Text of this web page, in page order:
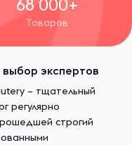
68 000+
Товаров
экспертов
– тщательный
регулярно
строгий